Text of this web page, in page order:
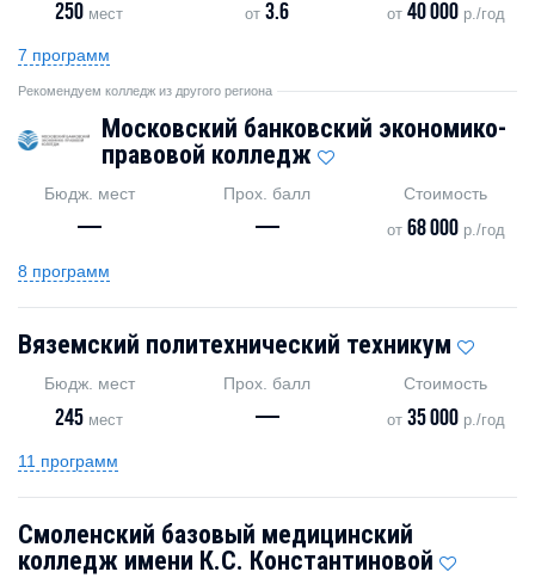
250 мест от3.6 от 40 000р./год
7 программ
Рекомендуем колледж из другого региона
Московский банковский экономико-
правовой колледж
Бюдж. мест
—
Прох. балл
—
Стоимость
от 68 000р./год
8 программ
Вяземский политехнический техникум
Бюдж. мест
245 мест
Прох. балл
—
Стоимость
от 35 000р./год
11 программ
Смоленский базовый медицинский
колледж имени К.С. Константиновой